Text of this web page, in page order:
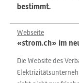
bestimmt.
Webseite
«strom.ch» im
Die Website des